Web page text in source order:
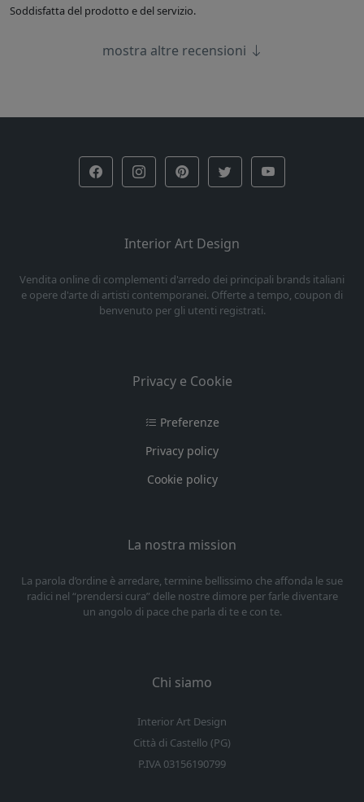
Soddisfatta del prodotto e del servizio.
mostra altre recensioni
Interior Art Design
Vendita online di complementi d'arredo dei principali brands italiani
e opere d'arte di artisti contemporanei. Offerte a tempo, coupon di
benvenuto per gli utenti registrati.
Privacy e Cookie
Preferenze
Privacy policy
Cookie policy
La nostra mission
La parola d’ordine è arredare, termine bellissimo che affonda le sue
radici nel “prendersi cura” delle nostre dimore per farle diventare
un angolo di pace che parla di te e con te.
Chi siamo
Interior Art Design
Città di Castello (PG)
P.IVA 03156190799